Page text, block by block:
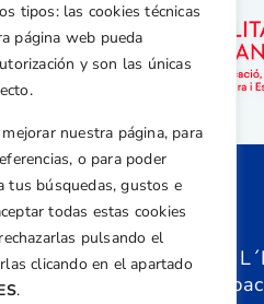
tipos: las cookies técnicas
página web pueda
y son las únicas
nuestra página, para
o para poder
tus búsquedas, gustos e
todas estas cookies
rechazarlas pulsando el
clicando en el apartado
.
Dirección
Centre de
Nº 5,